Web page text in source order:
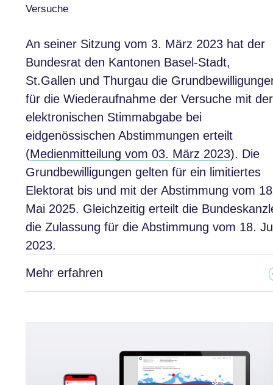
Versuche
An seiner Sitzung vom 3. März 2023 hat der
Bundesrat den Kantonen Basel-Stadt,
St.Gallen und Thurgau die
für die Wiederaufnahme der Versuche mit der
elektronischen Stimmabgabe bei
eidgenössischen Abstimmungen erteilt
(Medienmitteilung vom 03. März 2023). Die
Grundbewilligungen gelten für ein limitiertes
Elektorat bis und mit der Abstimmung vom
Mai 2025. Gleichzeitig erteilt die
die Zulassung für die Abstimmung vom 18.
2023.
Mehr erfahren